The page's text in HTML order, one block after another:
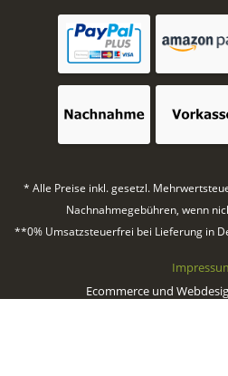
* Alle Preise inkl. gesetzl.
Nachnahmegebühren, wenn
**0% Umsatzsteuerfrei bei Lieferung in
Ecommerce und